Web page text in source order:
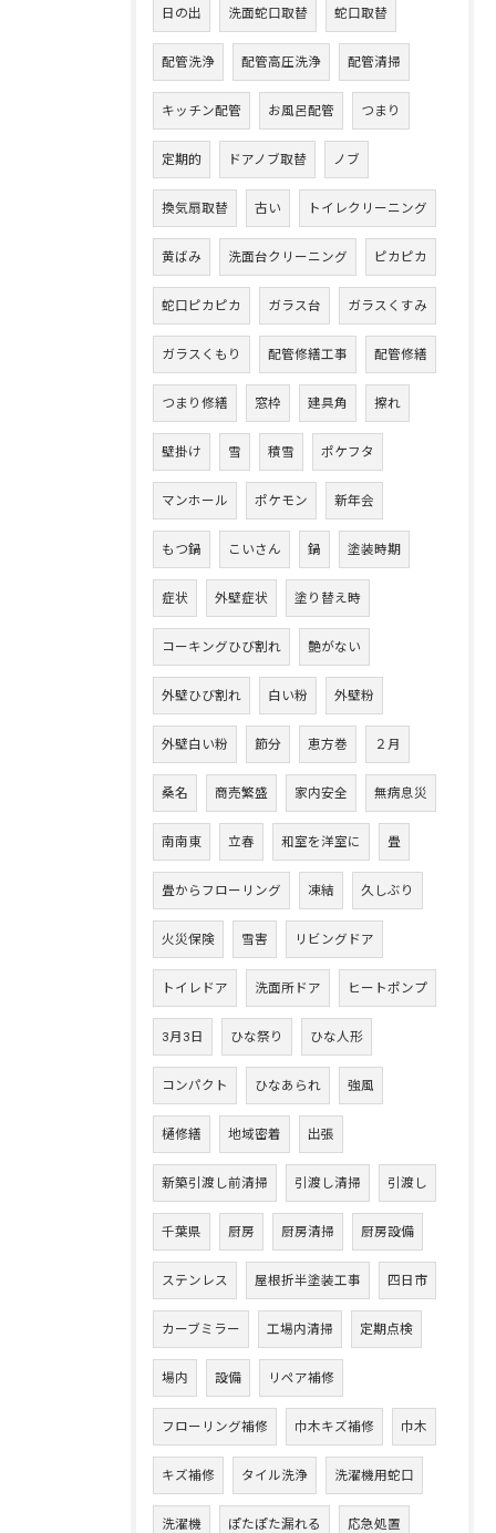
日の出 洗面蛇口取替 蛇口取替
配管洗浄 配管高圧洗浄 配管清掃
キッチン配管 お風呂配管 つまり
定期的 ドアノブ取替 ノブ
換気扇取替 古い トイレクリーニング
黄ばみ 洗面台クリーニング ピカピカ
蛇口ピカピカ ガラス台 ガラスくすみ
ガラスくもり 配管修繕工事 配管修繕
つまり修繕 窓枠 建具角 擦れ
壁掛け 雪 積雪 ポケフタ
マンホール ポケモン 新年会
もつ鍋 こいさん 鍋 塗装時期
症状 外壁症状 塗り替え時
コーキングひび割れ 艶がない
外壁ひび割れ 白い粉 外壁粉
外壁白い粉 節分 恵方巻 ２月
桑名 商売繁盛 家内安全 無病息災
南南東 立春 和室を洋室に 畳
畳からフローリング 凍結 久しぶり
火災保険 雪害 リビングドア
トイレドア 洗面所ドア ヒートポンプ
3月3日 ひな祭り ひな人形
コンパクト ひなあられ 強風
樋修繕 地域密着 出張
新築引渡し前清掃 引渡し清掃 引渡し
千葉県 厨房 厨房清掃 厨房設備
ステンレス 屋根折半塗装工事 四日市
カーブミラー 工場内清掃 定期点検
場内 設備 リペア補修
フローリング補修 巾木キズ補修 巾木
キズ補修 タイル洗浄 洗濯機用蛇口
洗濯機 ぽたぽた漏れる 応急処置